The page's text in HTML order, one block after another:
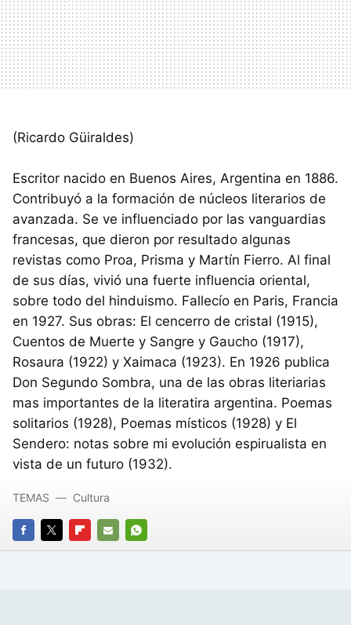
(Ricardo Güiraldes)
Escritor nacido en Buenos Aires, Argentina en 1886.
Contribuyó a la formación de núcleos literarios de
avanzada. Se ve influenciado por las vanguardias
francesas, que dieron por resultado algunas
revistas como Proa, Prisma y Martín Fierro. Al final
de sus días, vivió una fuerte influencia oriental,
sobre todo del hinduismo. Fallecío en Paris, Francia
en 1927. Sus obras: El cencerro de cristal (1915),
Cuentos de Muerte y Sangre y Gaucho (1917),
Rosaura (1922) y Xaimaca (1923). En 1926 publica
Don Segundo Sombra, una de las obras literiarias
mas importantes de la literatira argentina. Poemas
solitarios (1928), Poemas místicos (1928) y El
Sendero: notas sobre mi evolución espirualista en
vista de un futuro (1932).
FACEBOOK
TWITTERFLIPBOARD
E-
WHATSAPP
TEMAS Cultura